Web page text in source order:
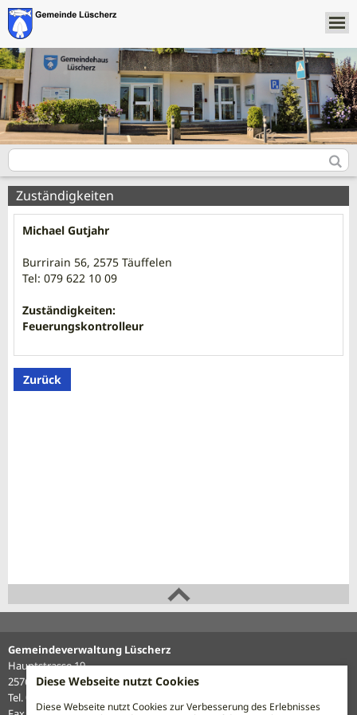
Diese Webseite nutzt Cookies
Diese Webseite nutzt Cookies zur Verbesserung des Erlebnisses
Zuständigkeiten
Michael Gutjahr
Burrirain 56, 2575 Täuffelen
Tel: 079 622 10 09
Zuständigkeiten:
Feuerungskontrolleur
Zurück
Gemeindeverwaltung Lüscherz
Hauptstrasse 19
2576 Lüscherz
Tel. 032 338 12 27